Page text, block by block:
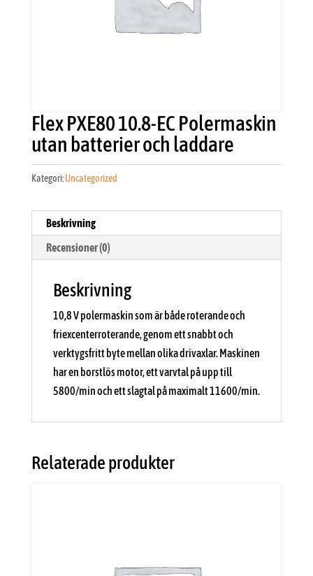
Flex PXE80 10.8-EC Polermaskin
utan batterier och laddare
Kategori:Uncategorized
Beskrivning
Recensioner (0)
Beskrivning
10,8 V polermaskin som är både roterande och
friexcenterroterande, genom ett snabbt och
verktygsfritt byte mellan olika drivaxlar. Maskinen
har en borstlös motor, ett varvtal på upp till
5800/min och ett slagtal på maximalt 11600/min.
Relaterade produkter